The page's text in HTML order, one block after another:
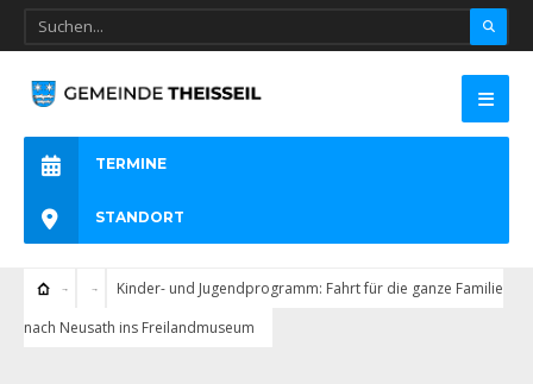
TERMINE
STANDORT
Kinder- und Jugendprogramm: Fahrt für die ganze Familie
nach Neusath ins Freilandmuseum